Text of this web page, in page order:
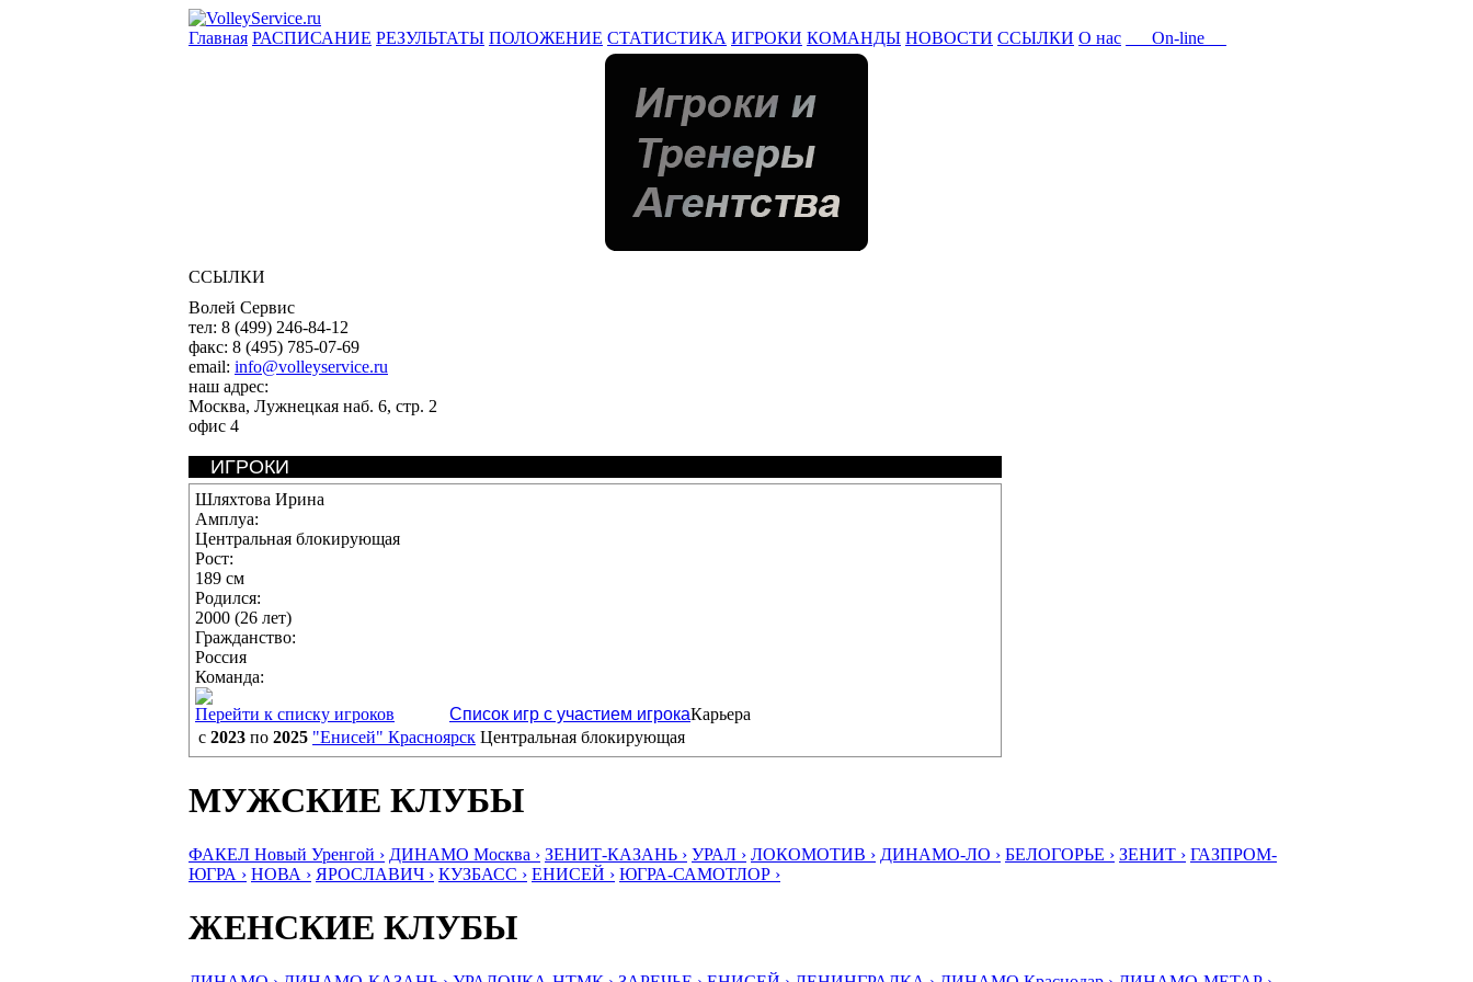
Главная РАСПИСАНИЕ РЕЗУЛЬТАТЫ ПОЛОЖЕНИЕ СТАТИСТИКА ИГРОКИ КОМАНДЫ НОВОСТИ ССЫЛКИ О нас On-line
ССЫЛКИ
Волей Сервис
тел: 8 (499) 246-84-12
факс: 8 (495) 785-07-69
email: info@volleyservice.ru
наш адрес:
Москва, Лужнецкая наб. 6, стр. 2
офис 4
ИГРОКИ
Шляхтова Ирина
Амплуа:
Центральная блокирующая
Рост:
189 см
Родился:
2000 (26 лет)
Гражданство:
Россия
Команда:
Перейти к списку игроков
Список игр с участием игрокаКарьера
с 2023 по 2025 "Енисей" Красноярск Центральная блокирующая
МУЖСКИЕ КЛУБЫ
ФАКЕЛ Новый Уренгой › ДИНАМО Москва › ЗЕНИТ-КАЗАНЬ › УРАЛ › ЛОКОМОТИВ › ДИНАМО-ЛО › БЕЛОГОРЬЕ › ЗЕНИТ › ГАЗПРОМ-
ЮГРА › НОВА › ЯРОСЛАВИЧ › КУЗБАСС › ЕНИСЕЙ › ЮГРА-САМОТЛОР ›
ЖЕНСКИЕ КЛУБЫ